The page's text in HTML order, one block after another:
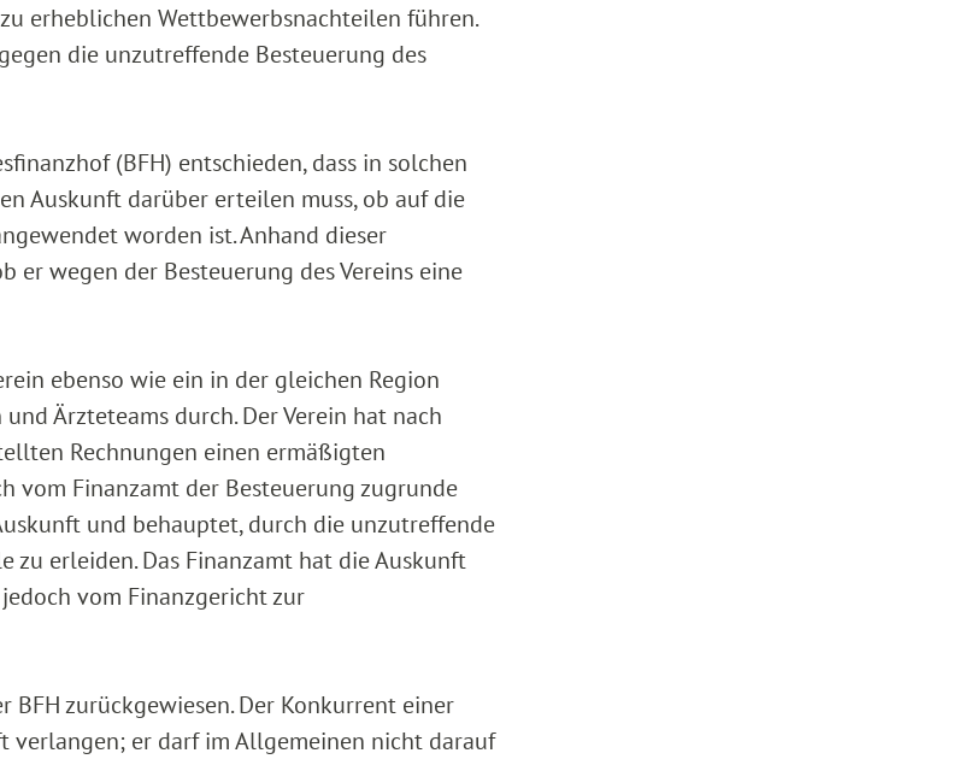
erheblichen Wettbewerbsnachteilen führen.
die unzutreffende Besteuerung des
(BFH) entschieden, dass in solchen
Auskunft darüber erteilen muss, ob auf die
worden ist. Anhand dieser
wegen der Besteuerung des Vereins eine
ebenso wie ein in der gleichen Region
Ärzteteams durch. Der Verein hat nach
Rechnungen einen ermäßigten
vom Finanzamt der Besteuerung zugrunde
und behauptet, durch die unzutreffende
zu erleiden. Das Finanzamt hat die Auskunft
vom Finanzgericht zur
zurückgewiesen. Der Konkurrent einer
verlangen; er darf im Allgemeinen nicht darauf